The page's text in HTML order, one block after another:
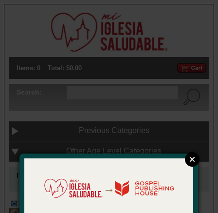
Items: 0 Total: $0.00
Previous Categories
Other Age Level Categories
ITEMS UNDER:
→